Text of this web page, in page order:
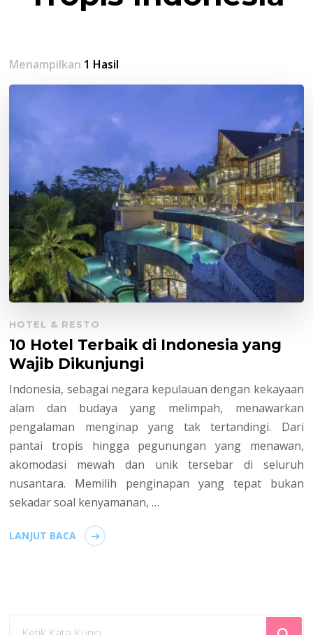
Menampilkan 1 Hasil
HOTEL & RESTO
10 Hotel Terbaik di Indonesia yang
Wajib Dikunjungi
Indonesia, sebagai negara kepulauan dengan kekayaan
alam dan budaya yang melimpah, menawarkan
pengalaman menginap yang tak tertandingi. Dari
pantai tropis hingga pegunungan yang menawan,
akomodasi mewah dan unik tersebar di seluruh
nusantara. Memilih penginapan yang tepat bukan
sekadar soal kenyamanan, …
LANJUT BACA